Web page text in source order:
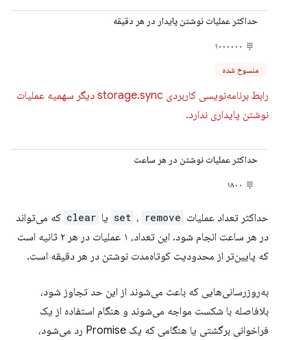
حداکثر عملیات نوشتن پایدار در هر دقیقه
۱۰۰۰۰۰۰
منسوخ شده
رابط برنامه‌نویسی کاربردی storage.sync دیگر سهمیه عملیات
نوشتن پایداری ندارد.
حداکثر عملیات نوشتن در هر ساعت
۱۸۰۰
حداکثر تعداد عملیات set ، remove یا clear که می‌تواند
در هر ساعت انجام شود. این تعداد، ۱ عملیات در هر ۲ ثانیه است
که پایین‌تر از محدودیت کوتاه‌مدت نوشتن در هر دقیقه است.
به‌روزرسانی‌هایی که باعث می‌شوند از این حد تجاوز شود،
بلافاصله با شکست مواجه می‌شوند و هنگام استفاده از یک
فراخوانی برگشتی یا هنگامی که یک Promise رد می‌شود،